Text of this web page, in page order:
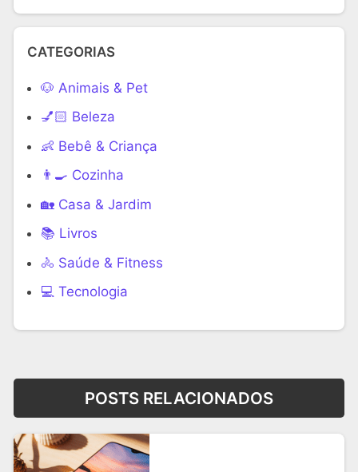
CATEGORIAS
🐶 Animais & Pet
💅🏻 Beleza
👶 Bebê & Criança
👨‍🍳 Cozinha
🏡 Casa & Jardim
📚 Livros
🚴 Saúde & Fitness
‍💻 Tecnologia
POSTS RELACIONADOS